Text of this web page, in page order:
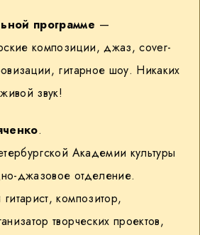
программе —
композиции, джаз, cover-
гитарное шоу. Никаких
звук!
.
Академии культуры
джазовое отделение.
композитор,
творческих проектов,